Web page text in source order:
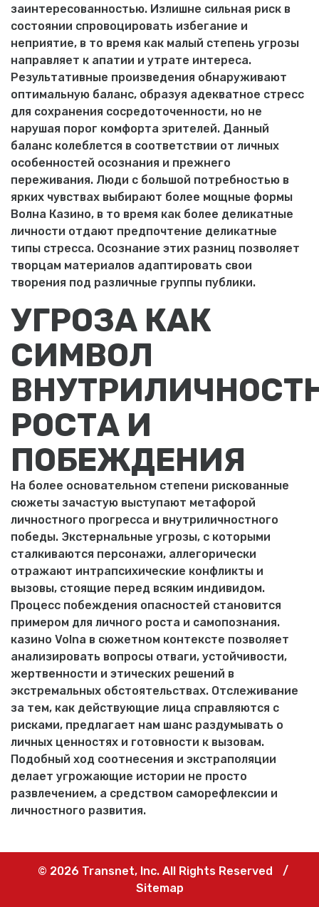
заинтересованностью. Излишне сильная риск в
состоянии спровоцировать избегание и
неприятие, в то время как малый степень угрозы
направляет к апатии и утрате интереса.
Результативные произведения обнаруживают
оптимальную баланс, образуя адекватное стресс
для сохранения сосредоточенности, но не
нарушая порог комфорта зрителей. Данный
баланс колеблется в соответствии от личных
особенностей осознания и прежнего
переживания. Люди с большой потребностью в
ярких чувствах выбирают более мощные формы
Волна Казино, в то время как более деликатные
личности отдают предпочтение деликатные
типы стресса. Осознание этих разниц позволяет
творцам материалов адаптировать свои
творения под различные группы публики.
УГРОЗА КАК
СИМВОЛ
РОСТА И
ПОБЕЖДЕНИЯ
На более основательном степени рискованные
сюжеты зачастую выступают метафорой
личностного прогресса и внутриличностного
победы. Экстернальные угрозы, с которыми
сталкиваются персонажи, аллегорически
отражают интрапсихические конфликты и
вызовы, стоящие перед всяким индивидом.
Процесс побеждения опасностей становится
примером для личного роста и самопознания.
казино Volna в сюжетном контексте позволяет
анализировать вопросы отваги, устойчивости,
жертвенности и этических решений в
экстремальных обстоятельствах. Отслеживание
за тем, как действующие лица справляются с
рисками, предлагает нам шанс раздумывать о
личных ценностях и готовности к вызовам.
Подобный ход соотнесения и экстраполяции
делает угрожающие истории не просто
развлечением, а средством саморефлексии и
личностного развития.
© 2026 Transnet, Inc. All Rights Reserved
/
Sitemap